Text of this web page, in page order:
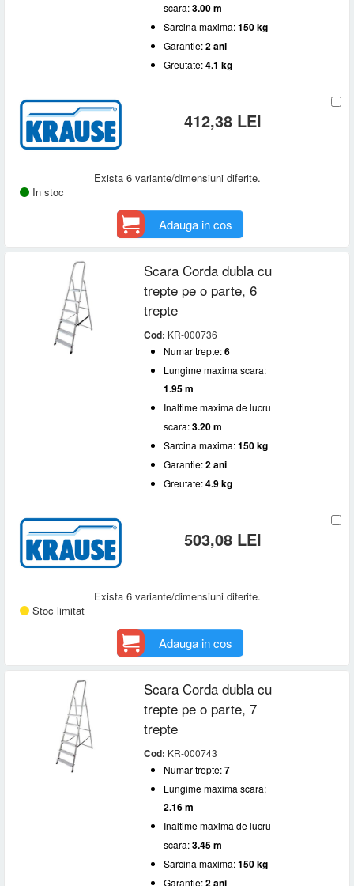
scara:3.00 m
Sarcina maxima:150 kg
Garantie:2 ani
Greutate:4.1 kg
412,38 LEI
Exista 6 variante/dimensiuni diferite.
In stoc
Adauga in cos
Scara Corda dubla cu
trepte pe o parte, 6
trepte
Cod: KR-000736
Numar trepte:6
Lungime maxima scara:
1.95 m
Inaltime maxima de lucru
scara:3.20 m
Sarcina maxima:150 kg
Garantie:2 ani
Greutate:4.9 kg
503,08 LEI
Exista 6 variante/dimensiuni diferite.
Stoc limitat
Adauga in cos
Scara Corda dubla cu
trepte pe o parte, 7
trepte
Cod: KR-000743
Numar trepte:7
Lungime maxima scara:
2.16 m
Inaltime maxima de lucru
scara:3.45 m
Sarcina maxima:150 kg
Garantie:2 ani